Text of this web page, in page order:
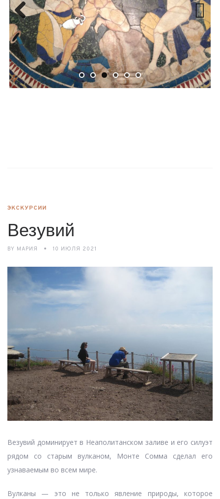
Previ
ous
Next
ЭКСКУРСИИ
Везувий
BY МАРИЯ 10 ИЮЛЯ 2021
Везувий доминирует в Неаполитанском заливе и его силуэт
рядом со старым вулканом, Монте Сомма сделал его
узнаваемым во всем мире.
Вулканы — это не только явление природы, которое